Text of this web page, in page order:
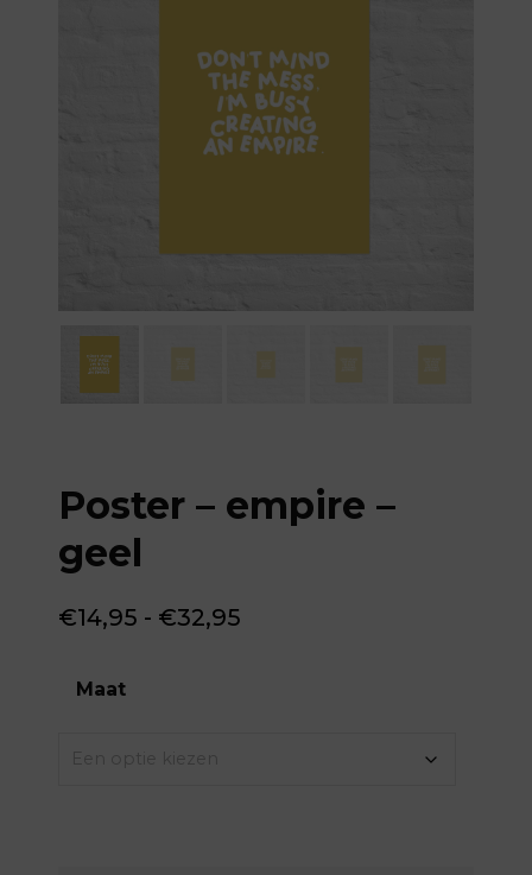
Poster – empire –
geel
€14,95 - €32,95
Maat